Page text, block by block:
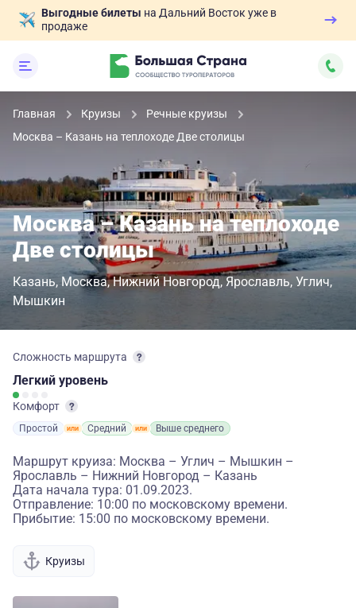
Выгодные билеты на Дальний Восток уже в
продаже
Главная Круизы
Речные круизы
Москва – Казань на теплоходе Две столицы
Москва – Казань на теплоходе
Две столицы
Казань Москва Нижний Новгород Ярославль Углич
Мышкин
Сложность маршрута
Легкий уровень
Комфорт
Простой Средний Выше среднего
Маршрут круиза: Москва – Углич – Мышкин –
Ярославль – Нижний Новгород – Казань
Дата начала тура: 01.09.2023.
Отправление: 10:00 по московскому времени.
Прибытие: 15:00 по московскому времени.
Круизы